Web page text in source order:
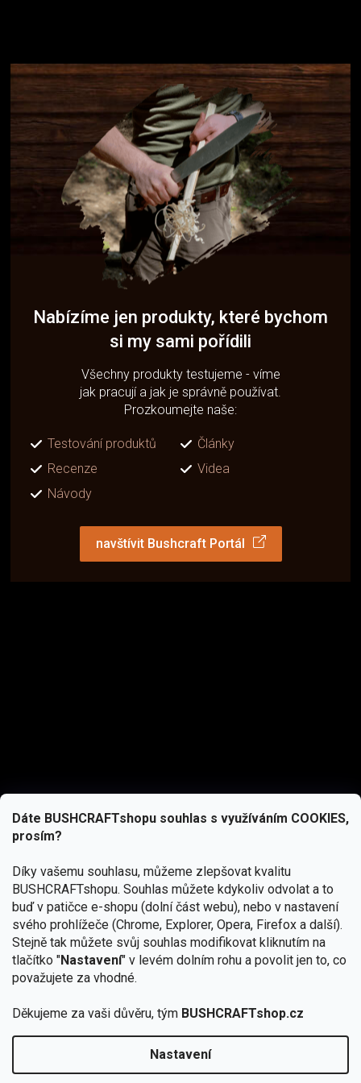
Dáte BUSHCRAFTshopu souhlas s využíváním COOKIES,
prosím?
Díky vašemu souhlasu, můžeme zlepšovat kvalitu
BUSHCRAFTshopu. Souhlas můžete kdykoliv odvolat a to
buď v patičce e-shopu (dolní část webu), nebo v nastavení
svého prohlížeče (Chrome, Explorer, Opera, Firefox a další).
Stejně tak můžete svůj souhlas modifikovat kliknutím na
tlačítko "Nastavení" v levém dolním rohu a povolit jen to, co
považujete za vhodné.
Děkujeme za vaši důvěru, tým BUSHCRAFTshop.cz
Nastavení
Nabízíme jen produkty, které bychom
si my sami pořídili
Všechny produkty testujeme - víme
jak pracují a jak je správně používat.
Prozkoumejte naše:
Testování produktů
Články
Recenze
Videa
Návody
navštívit Bushcraft Portál
podmínkami ochrany osobních údajů
Copyright 2026BUSHCRAFTshop.cz. Všechna práva